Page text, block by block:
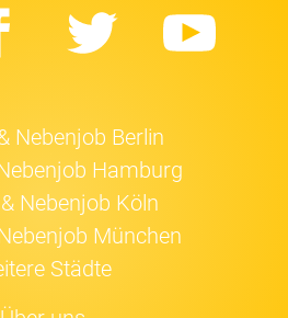
Facebook
Twitter
Nebenjob Berlin
Hamburg
Nebenjob Köln
München
Städte